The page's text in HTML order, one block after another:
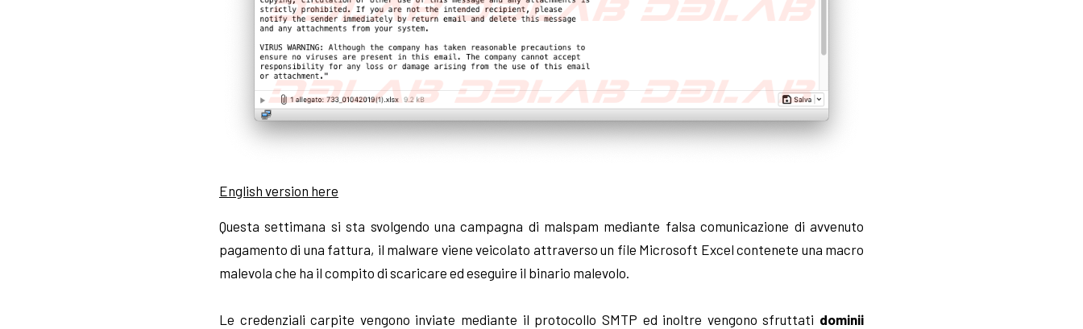
English version here
Questa settimana si sta svolgendo una campagna di malspam mediante falsa comunicazione di avvenuto
pagamento di una fattura, il malware viene veicolato attraverso un file Microsoft Excel contenete una macro
malevola che ha il compito di scaricare ed eseguire il binario malevolo.
Le credenziali carpite vengono inviate mediante il protocollo SMTP ed inoltre vengono sfruttati dominii